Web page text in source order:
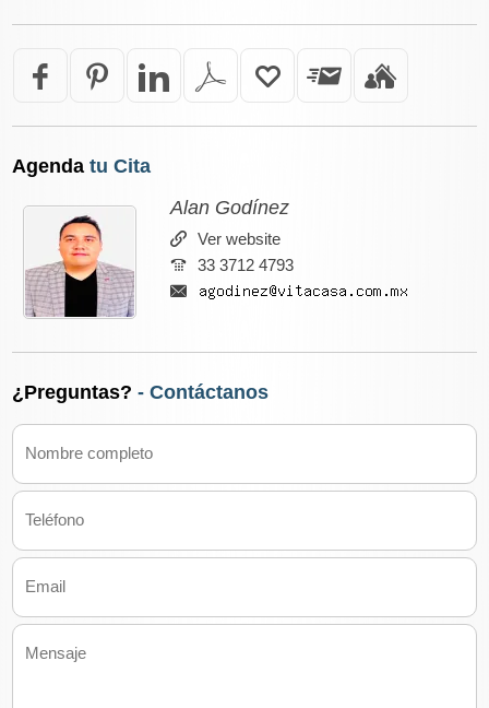
Agenda tu Cita
Alan Godínez
Ver website
33 3712 4793
¿Preguntas? - Contáctanos